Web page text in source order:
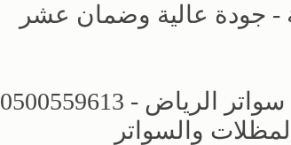
جودة عالية وضمان عشر
مظلات وسواتر الاختيار الاول - اسعار مظلات سيارات - سواتر الرياض - 0500559613
والسواتر